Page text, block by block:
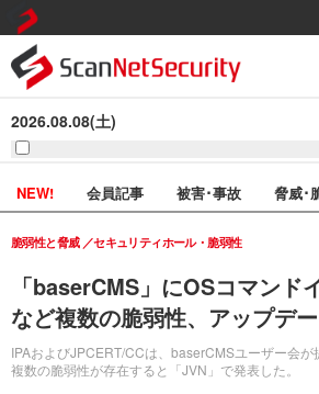
2026.08.08(土)
NEW! 会員記事 被害･事故 脅威･
「baserCMS」にOSコマンド
など複数の脆弱性、アップデ
IPAおよびJPCERT/CCは、baserCMSユーザー会
複数の脆弱性が存在すると「JVN」で発表した。
脆弱性と脅威 セキュリティホール・脆弱性